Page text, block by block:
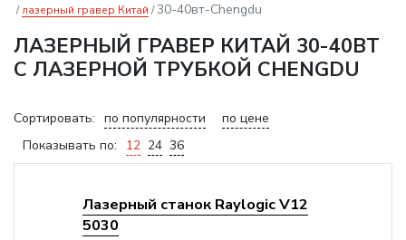
лазерный гравер Китай
30-40вт-Chengdu
ЛАЗЕРНЫЙ ГРАВЕР КИТАЙ 30-40ВТ
С ЛАЗЕРНОЙ ТРУБКОЙ CHENGDU
Сортировать: по популярности
по цене
Показывать по:
12 24 36
Лазерный станок Raylogic V12
5030